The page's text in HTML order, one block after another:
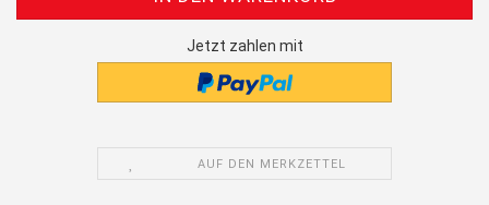
Jetzt zahlen mit
AUF DEN MERKZETTEL